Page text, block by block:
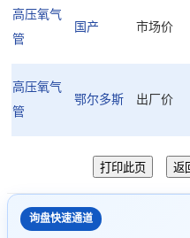
高压氧气
管
国产 市场价
高压氧气
管
鄂尔多斯 出厂价
询盘快速通道